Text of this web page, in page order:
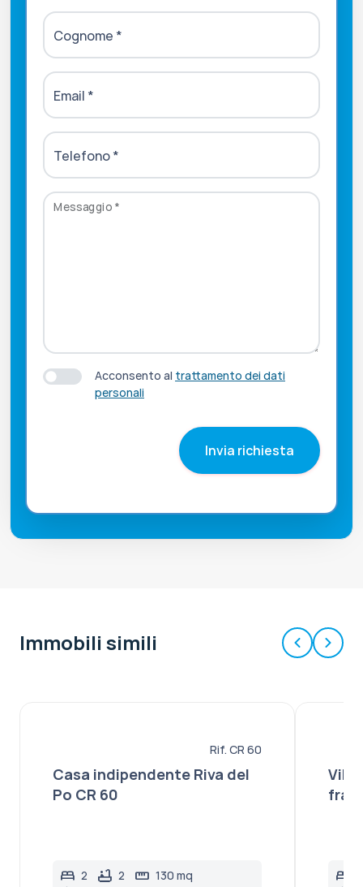
Cognome *
Email *
Telefono*
Messaggio *
Acconsento al trattamento dei dati
personali
Invia richiesta
Immobili simili
Rif. CR 60
Casa indipendente Riva del
Po CR 60
bed 2 bathtub 2 straighten 130 mq bed